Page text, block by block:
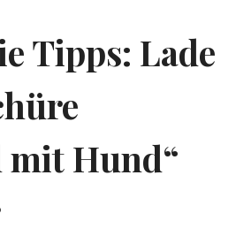
Tipps: Lade
Hund“